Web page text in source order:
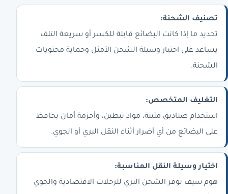
تصنيف الشحنة:
تحديد ما إذا كانت البضائع قابلة للكسر أو سريعة التلف
يساعد على اختيار وسيلة الشحن الأمثل وحماية محتويات
الشحنة.
التغليف المتخصص:
استخدام صناديق متينة، مواد تبطين، وأحزمة أمان يحافظ
على البضائع من أي أضرار أثناء النقل البري أو الجوي.
اختيار وسيلة النقل المناسبة:
هوم سيف توفر الشحن البري للرحلات الاقتصادية والجوي